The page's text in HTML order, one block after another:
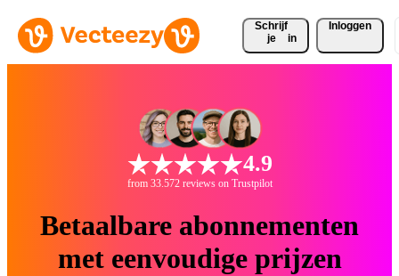
Schrijf
je
in
Inloggen
4.9
from 33.572 reviews on Trustpilot
Betaalbare abonnementen
met eenvoudige prijzen